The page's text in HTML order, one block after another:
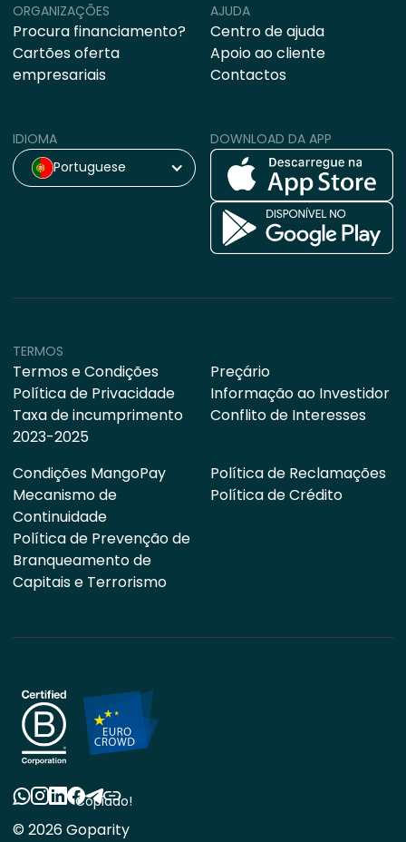
ORGANIZAÇÕES
Procura financiamento?
Cartões oferta
empresariais
AJUDA
Centro de ajuda
Apoio ao cliente
Contactos
IDIOMA
Portuguese
DOWNLOAD DA APP
TERMOS
Termos e Condições
Política de Privacidade
Taxa de incumprimento
2023-2025
Preçário
Informação ao Investidor
Conflito de Interesses
Condições MangoPay
Mecanismo de
Continuidade
Política de Prevenção de
Branqueamento de
Capitais e Terrorismo
Política de Reclamações
Política de Crédito
© 2026 Goparity
Copiado!